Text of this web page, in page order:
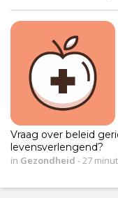
Vraag over beleid
levensverlengend?
in Gezondheid - 27